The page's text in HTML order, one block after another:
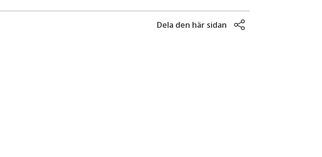
Dela den här sidan